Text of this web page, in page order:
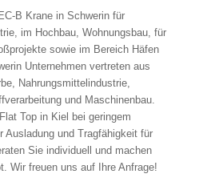
B Krane in Schwerin für
im Hochbau, Wohnungsbau, für
sowie im Bereich Häfen
Unternehmen vertreten aus
Nahrungsmittelindustrie,
und Maschinenbau.
Top in Kiel bei geringem
Ausladung und Tragfähigkeit für
Sie individuell und machen
Wir freuen uns auf Ihre Anfrage!